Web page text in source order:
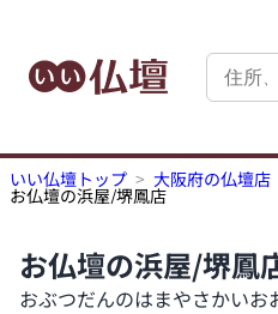
いい仏壇トップ 大阪府の仏壇店
お仏壇の浜屋/堺鳳店
お仏壇の浜屋/堺鳳
おぶつだんのはまやさかいお